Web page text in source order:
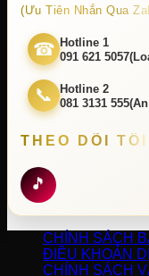
(Ưu Tiên Nhắn Qua
☎ Hotline 1
091 621
📞
Hotline 2
081 3131
THEO DÕI TÔI
🎵
CHÍNH SÁCH
ĐIỀU KHOẢN
CHÍNH SÁCH